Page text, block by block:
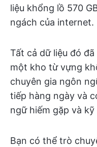
liệu khổng lồ 570
ngách của internet.
Tất cả dữ liệu đó
một kho từ vựng
chuyên gia ngôn
tiếp hàng ngày và
ngữ hiếm gặp và
Bạn có thể trò